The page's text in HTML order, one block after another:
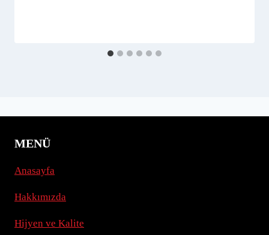
MENÜ
Anasayfa
Hakkımızda
Hijyen ve Kalite